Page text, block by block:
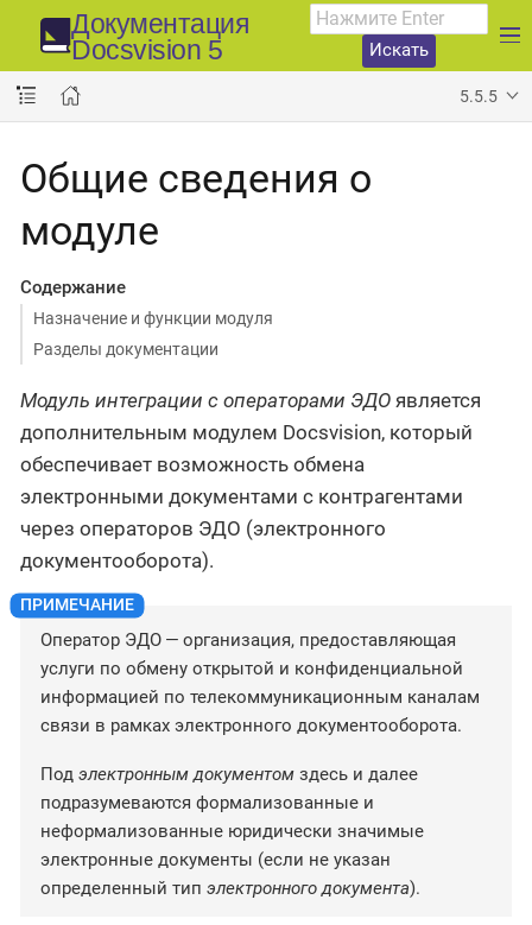
Документация
Docsvision 5
Искать
5.5.5
Общие сведения о
модуле
Содержание
Назначение и функции модуля
Разделы документации
Модуль интеграции с операторами ЭДО является
дополнительным модулем Docsvision, который
обеспечивает возможность обмена
электронными документами с контрагентами
через операторов ЭДО (электронного
документооборота).
Оператор ЭДО — организация, предоставляющая
услуги по обмену открытой и конфиденциальной
информацией по телекоммуникационным каналам
связи в рамках электронного документооборота.
Под электронным документом здесь и далее
подразумеваются формализованные и
неформализованные юридически значимые
электронные документы (если не указан
определенный тип электронного документа).